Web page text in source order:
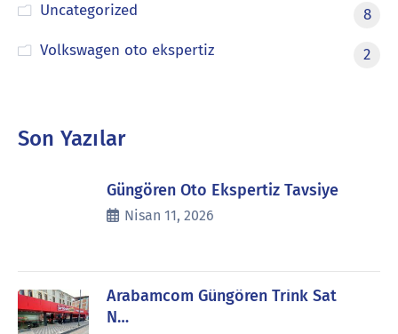
Uncategorized
8
Volkswagen oto ekspertiz
2
Son Yazılar
Güngören Oto Ekspertiz Tavsiye
Nisan 11, 2026
Arabamcom Güngören Trink Sat
N…